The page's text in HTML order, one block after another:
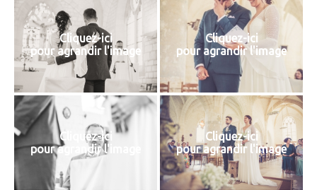
Cliquez-ici
pour agrandir l'image
Cliquez-ici
pour agrandir l'image
Cliquez-ici
pour agrandir l'image
Cliquez-ici
pour agrandir l'image